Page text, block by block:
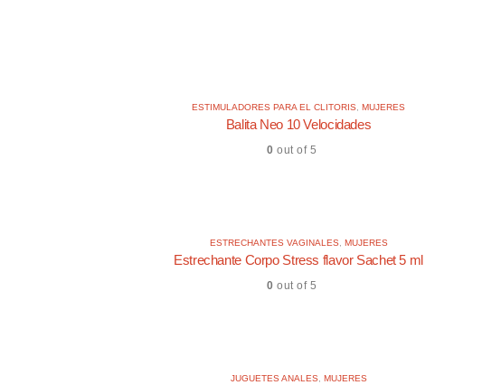
ESTIMULADORES PARA EL CLITORIS MUJERES
Balita Neo 10 Velocidades
0 out of 5
ESTRECHANTES VAGINALES, MUJERES
Estrechante Corpo Stress flavor Sachet 5 ml
0 out of 5
JUGUETES ANALES, MUJERES